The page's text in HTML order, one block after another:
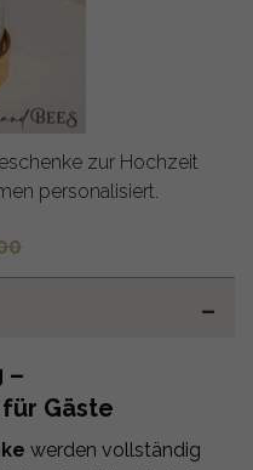
zur Hochzeit
personalisiert.
–
Gäste
werden vollständig